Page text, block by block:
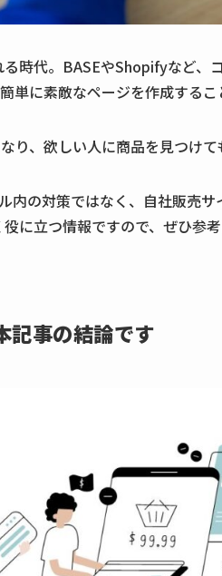
時代。BASEやShopifyなど、
単に素敵なページを作成するこ
り、 欲しい人に商品を見つけ
内の対策ではなく、自社販売
に立つ情報ですので、ぜひ参
記事の結論です